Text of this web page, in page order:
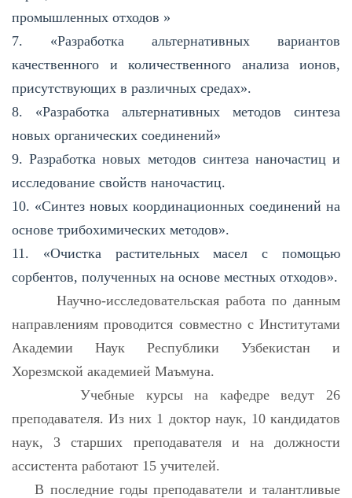
промышленных отходов »
7. «Разработка альтернативных вариантов
качественного и количественного анализа ионов,
присутствующих в различных средах».
8. «Разработка альтернативных методов синтеза
новых органических соединений»
9. Разработка новых методов синтеза наночастиц и
исследование свойств наночастиц.
10. «Синтез новых координационных соединений на
основе трибохимических методов».
11. «Очистка растительных масел с помощью
сорбентов, полученных на основе местных отходов».
Научно-исследовательская работа по данным
направлениям проводится совместно с Институтами
Академии Наук Республики Узбекистан и
Хорезмской академией Маъмуна.
Учебные курсы на кафедре ведут 26
преподавателя. Из них 1 доктор наук, 10 кандидатов
наук, 3 старших преподавателя и на должности
ассистента работают 15 учителей.
В последние годы преподаватели и талантливые